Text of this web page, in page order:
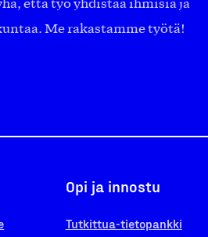
että työ yhdistää ihmisiä ja
Me rakastamme työtä!
Opi ja innostu
Tutkittua-tietopankki